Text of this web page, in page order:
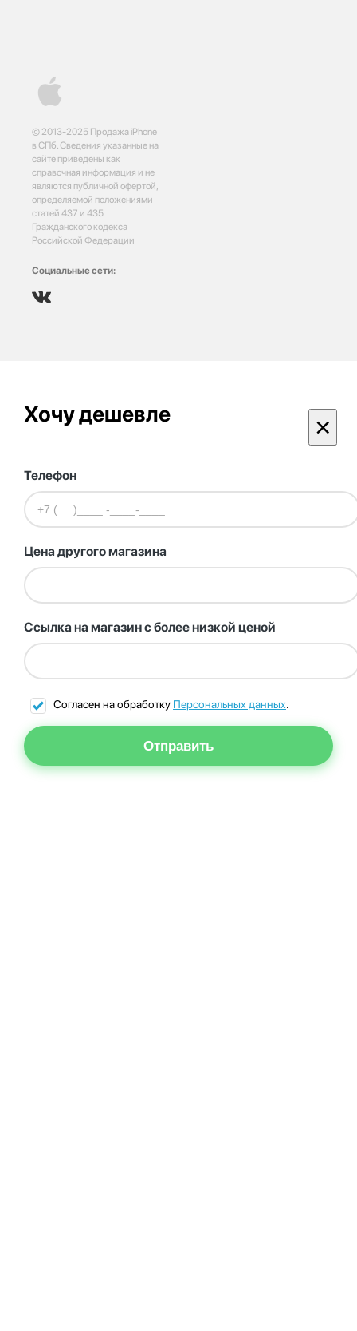
© 2013-2025 Продажа iPhone
в СПб. Сведения указанные на
сайте приведены как
справочная информация и не
являются публичной офертой,
определяемой положениями
статей 437 и 435
Гражданского кодекса
Российской Федерации
Социальные сети:
Хочу дешевле ×
Телефон
Цена другого магазина
Ссылка на магазин с более низкой ценой
Согласен на обработку Персональных данных.
Отправить